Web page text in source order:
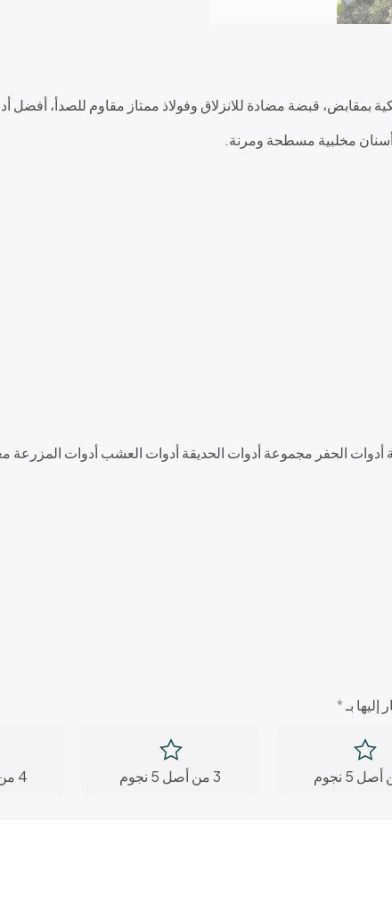
قبضة مضادة للانزلاق وفولاذ ممتاز مقاوم للصدأ، أفضل
أدوات الحفر مجموعة أدوات الحديقة أدوات العشب أدوات المزرعة
بـ*
3 من أصل 5 نجوم 4 من أصل 5 نجوم